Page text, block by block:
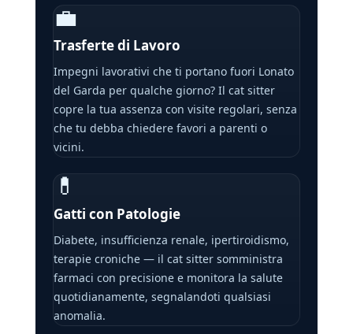
💼
Trasferte di Lavoro
Impegni lavorativi che ti portano fuori Lonato
del Garda per qualche giorno? Il cat sitter
copre la tua assenza con visite regolari, senza
che tu debba chiedere favori a parenti o
vicini.
💊
Gatti con Patologie
Diabete, insufficienza renale, ipertiroidismo,
terapie croniche — il cat sitter somministra
farmaci con precisione e monitora la salute
quotidianamente, segnalandoti qualsiasi
anomalia.